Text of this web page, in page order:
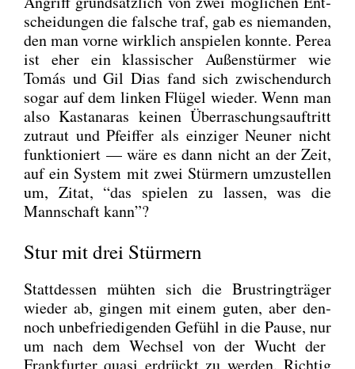
schei­dun­gen die fal­sche traf, gab es nie­man­den,
den man vor­ne wirk­lich anspie­len konn­te. Perea
ist eher ein klas­si­scher Außen­stür­mer wie
Tomás und Gil Dias fand sich zwi­schen­durch
sogar auf dem lin­ken Flü­gel wie­der. Wenn man
also Kas­t­a­n­a­ras kei­nen Über­ra­schungs­auf­tritt
zutraut und Pfeif­fer als ein­zi­ger Neu­ner nicht
funk­tio­niert — wäre es dann nicht an der Zeit,
auf ein Sys­tem mit zwei Stür­mern umzu­stel­len
um, Zitat, “das spie­len zu las­sen, was die
Mann­schaft kann”?
Stur mit drei Stürmern
Statt­des­sen müh­ten sich die Brust­ring­trä­ger
wie­der ab, gin­gen mit einem guten, aber den­
noch unbe­frie­di­gen­den Gefühl in die Pau­se, nur
um nach dem Wech­sel von der Wucht der
Frank­fur­ter qua­si erdrückt zu wer­den. Rich­tig